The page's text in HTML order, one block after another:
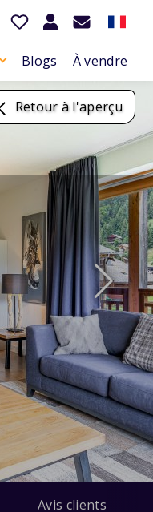
Blogs À vendre
Retour à l'aperçu
Avis clients